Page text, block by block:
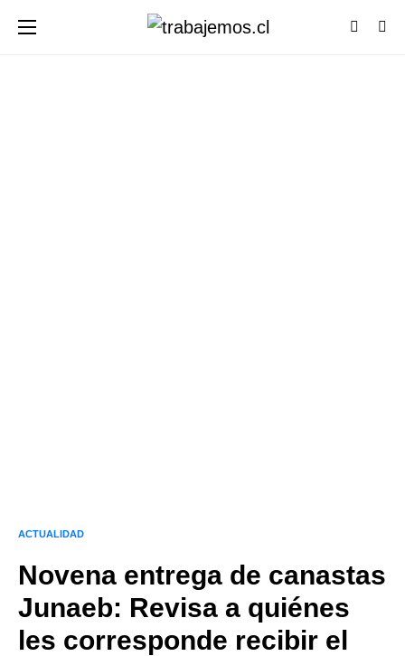
ACTUALIDAD
Novena entrega de canastas
Junaeb: Revisa a quiénes
les corresponde recibir el